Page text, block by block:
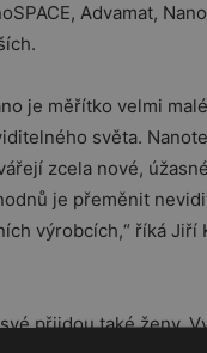
Advamat,
je měřítko velmi
světa.
zcela nové,
je přeměnit
výrobcích,“ říká Jiří
přijdou také ženy.